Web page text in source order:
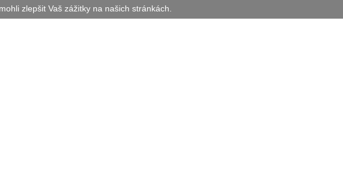
zlepšit Vaš zážitky na našich stránkách.